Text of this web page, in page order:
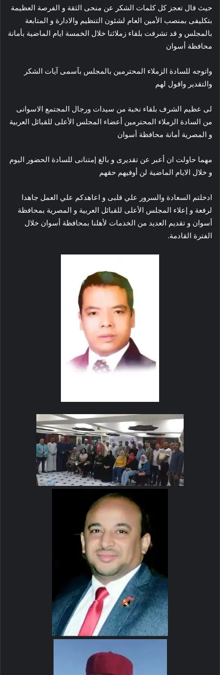
حيث قال تعجز كل كلمات الشكر عن منحى الثقة و الفرصة العظيمة
بتكليفى بمنصب الأمين العام لشئون التنظيم والادارة و المتابعة
بالمجلس و قد تشرفت بلقاء زملائنا خلال الخمسة ايام الماضية بأمانة
محافظة أسوان
واتوجه للسادة الزملاء المحترمين بالمجلس بآسمى آيات الشكر
والتقدير واقول لهم
لى عظيم الشرف بلقاء نخبة من سيدات ورجال المجتمع الاسوانى
من السادة الزملاء المحترمين أعضاء المجلس الأعلى للقبائل العربية
و المصرية أمانة محافظة أسوان
مهما حاولت ان أعبر عن تقديرى و بالغ إمتنانى للسادة الحضور اليوم
و خلال الايام الماضية لن أوفيهم حقهم
ادخلتم السعادة والسرور علي قلبى و اعاهدكم علي العمل جاهدا
لرفعة و إعلاء المجلس الأعلى للقبائل العربية و المصرية بمحافظة
أسوان و تقديم العديد من الخدمات لأهلنا بمحافظة أسوان خلال
الفترة القادمة.